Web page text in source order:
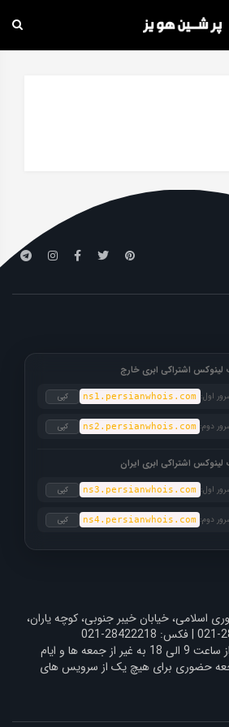
اشتراکی ابری خارج
اول: ns1.persianwhois.com کپی
دوم: ns2.persianwhois.com کپی
اشتراکی ابری ایران
اول: ns3.persianwhois.com کپی
دوم: ns4.persianwhois.com کپی
اسلامی، خیابان خیبر جنوبی، کوچه یاران،
پاسخگویی تلفنی همه روزه از ساعت 9 الی 18 به غیر از جمعه ها و ایام
حضوری برای هیچ یک از سرویس های